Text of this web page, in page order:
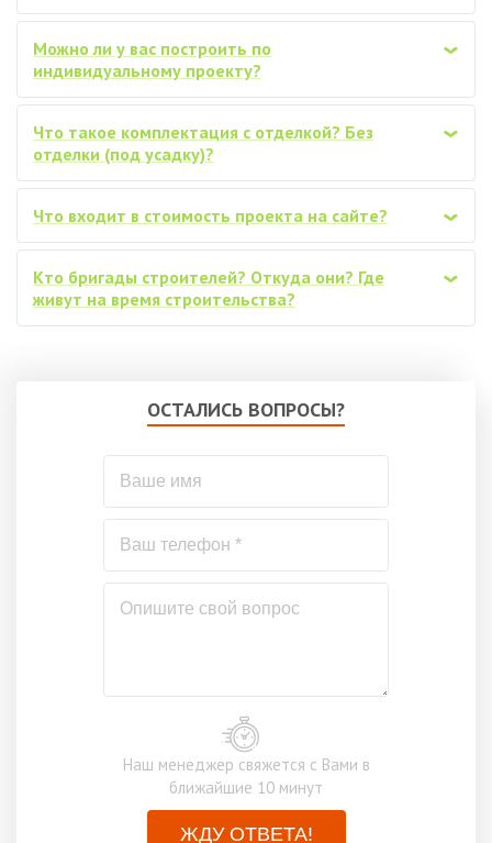
‹
Можно ли у вас построить по
индивидуальному проекту?
‹
Что такое комплектация с отделкой? Без
отделки (под усадку)?
‹
Что входит в стоимость проекта на сайте?
‹
Кто бригады строителей? Откуда они? Где
живут на время строительства?
ОСТАЛИСЬ ВОПРОСЫ?
Наш менеджер свяжется с Вами в
ближайшие 10 минут
ЖДУ ОТВЕТА!